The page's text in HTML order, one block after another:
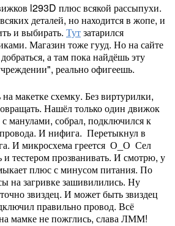
l293D плюс всякой рассыпухи.
деталей, но находится в жопе, и
и выбирать. Тутзатарился
Магазин тоже гууд. Но на сайте
а там пока найдёшь эту
реально офигеешь.
макетке схемку. Без виртурилки,
Нашёл только один движок
манулами, собрал, подключился к
И нифига. Перетыкнул в
И микросхема греется О_О Сел
и тестером прозванивать. И смотрю, у
плюс с минусом питания. По
на загривке зашивилились. Ну
звиздец. И может быть звиздец
правильно провод. Всё
мамке не пожглись, слава ЛММ!